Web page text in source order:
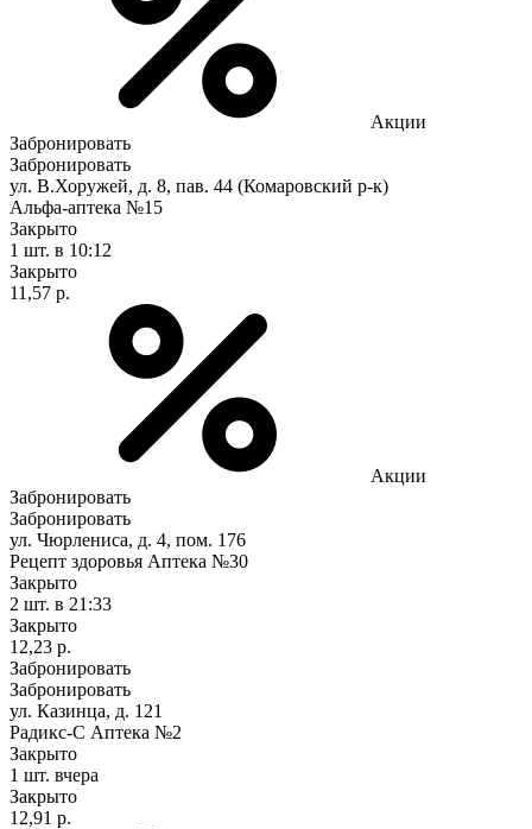
Акции
Забронировать
Забронировать
ул. В.Хоружей, д. 8, пав. 44 (Комаровский р-к)
Альфа-аптека №15
Закрыто
1 шт. в 10:12
Закрыто
11,57 р.
Акции
Забронировать
Забронировать
ул. Чюрлениса, д. 4, пом. 176
Рецепт здоровья Аптека №30
Закрыто
2 шт. в 21:33
Закрыто
12,23 р.
Забронировать
Забронировать
ул. Казинца, д. 121
Радикс-С Аптека №2
Закрыто
1 шт. вчера
Закрыто
12,91 р.